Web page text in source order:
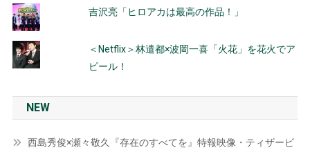
吉沢亮「ヒロアカは最高の作品！」
＜Netflix＞林遣都×波岡一喜「火花」を花火でア
ピール！
NEW
西島秀俊×瀬々敬久『存在のすべてを』特報映像・ティザービ